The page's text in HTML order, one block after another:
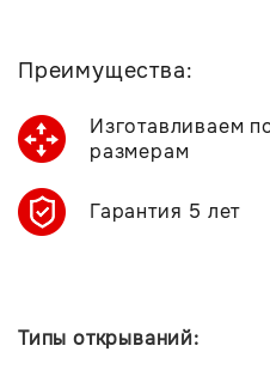
Преимущества:
Изготавливаем
размерам
Гарантия 5 лет
Типы открываний: